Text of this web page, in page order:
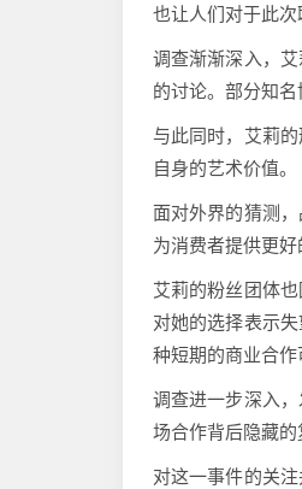
也让人们对于此次
调查渐渐深入，
的讨论。部分知
与此同时，艾莉
自身的艺术价值。
面对外界的猜测
为消费者提供更
艾莉的粉丝团体
对她的选择表示
种短期的商业合作
调查进一步深入
场合作背后隐藏的
对这一事件的关